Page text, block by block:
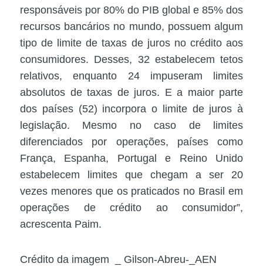
responsáveis por 80% do PIB global e 85% dos
recursos bancários no mundo, possuem algum
tipo de limite de taxas de juros no crédito aos
consumidores. Desses, 32 estabelecem tetos
relativos, enquanto 24 impuseram limites
absolutos de taxas de juros. E a maior parte
dos países (52) incorpora o limite de juros à
legislação. Mesmo no caso de limites
diferenciados por operações, países como
França, Espanha, Portugal e Reino Unido
estabelecem limites que chegam a ser 20
vezes menores que os praticados no Brasil em
operações de crédito ao consumidor”,
acrescenta Paim.
Crédito da imagem _ Gilson-Abreu-_AEN